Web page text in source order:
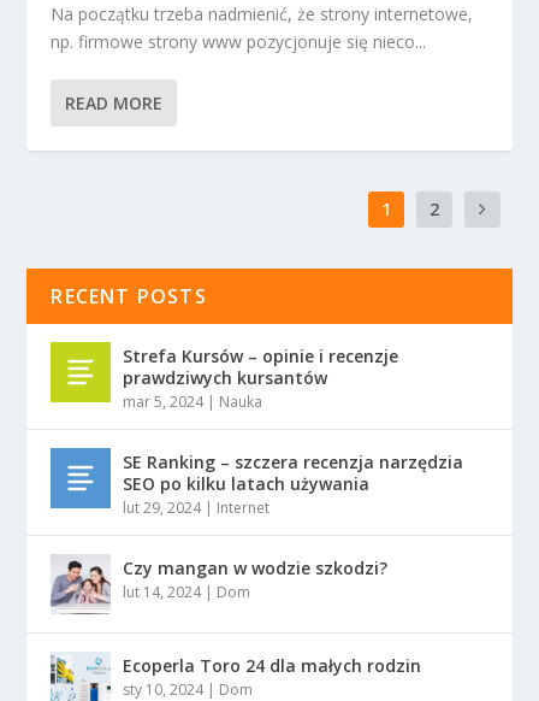
Na początku trzeba nadmienić, że strony internetowe,
np. firmowe strony www pozycjonuje się nieco...
READ MORE
1 2
RECENT POSTS
Strefa Kursów – opinie i recenzje
prawdziwych kursantów
mar 5, 2024| Nauka
SE Ranking – szczera recenzja narzędzia
SEO po kilku latach używania
lut 29, 2024| Internet
Czy mangan w wodzie szkodzi?
lut 14, 2024| Dom
Ecoperla Toro 24 dla małych rodzin
sty 10, 2024| Dom